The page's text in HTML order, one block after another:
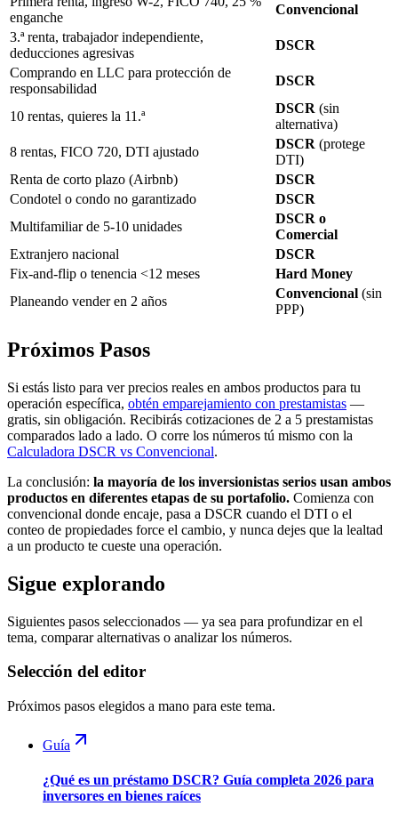
enganche
Convencional
3.ª renta, trabajador independiente,
deducciones agresivas
DSCR
Comprando en LLC para protección de
responsabilidad
DSCR
10 rentas, quieres la 11.ª
DSCR (sin
alternativa)
8 rentas, FICO 720, DTI ajustado
DSCR (protege
DTI)
Renta de corto plazo (Airbnb)
DSCR
Condotel o condo no garantizado
DSCR
Multifamiliar de 5-10 unidades
DSCR o
Comercial
Extranjero nacional
DSCR
Fix-and-flip o tenencia <12 meses
Hard Money
Planeando vender en 2 años
Convencional (sin
PPP)
Próximos Pasos
Si estás listo para ver precios reales en ambos productos para tu
operación específica, obtén emparejamiento con prestamistas —
gratis, sin obligación. Recibirás cotizaciones de 2 a 5 prestamistas
comparados lado a lado. O corre los números tú mismo con la
Calculadora DSCR vs Convencional.
La conclusión: la mayoría de los inversionistas serios usan ambos
productos en diferentes etapas de su portafolio. Comienza con
convencional donde encaje, pasa a DSCR cuando el DTI o el
conteo de propiedades force el cambio, y nunca dejes que la lealtad
a un producto te cueste una operación.
Sigue explorando
Siguientes pasos seleccionados — ya sea para profundizar en el
tema, comparar alternativas o analizar los números.
Selección del editor
Próximos pasos elegidos a mano para este tema.
Guía
¿Qué es un préstamo DSCR? Guía completa 2026 para
inversores en bienes raíces